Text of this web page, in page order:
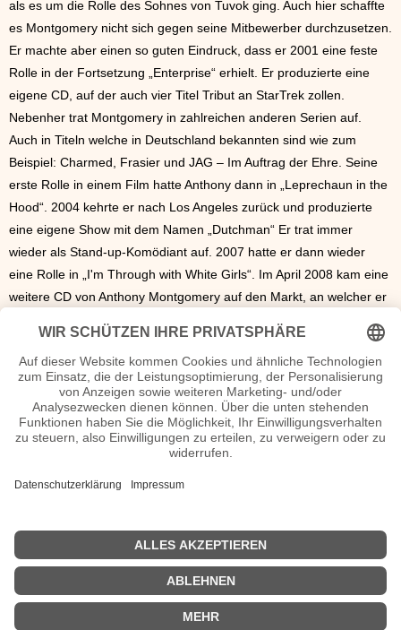
als es um die Rolle des Sohnes von Tuvok ging. Auch hier schaffte
es Montgomery nicht sich gegen seine Mitbewerber durchzusetzen.
Er machte aber einen so guten Eindruck, dass er 2001 eine feste
Rolle in der Fortsetzung „Enterprise“ erhielt. Er produzierte eine
eigene CD, auf der auch vier Titel Tribut an StarTrek zollen.
Nebenher trat Montgomery in zahlreichen anderen Serien auf.
Auch in Titeln welche in Deutschland bekannten sind wie zum
Beispiel: Charmed, Frasier und JAG – Im Auftrag der Ehre. Seine
erste Rolle in einem Film hatte Anthony dann in „Leprechaun in the
Hood“. 2004 kehrte er nach Los Angeles zurück und produzierte
eine eigene Show mit dem Namen „Dutchman“ Er trat immer
wieder als Stand-up-Komödiant auf. 2007 hatte er dann wieder
eine Rolle in „I'm Through with White Girls“. Im April 2008 kam eine
weitere CD von Anthony Montgomery auf den Markt, an welcher er
Labels AGR Television Records entstand sein Hip-Hop-Album
„A.T.“.2009war er in der Serie „Dr. House“ mitHugh Lauriezu
Anthony Montgomery Seiten, Steckbrief, Kurzbio etc.
Anthony Montgomery Filme
2000: Leprechaun In the Hood
2001–2005: Star Trek: Enterprise
| © 2013–2026 was-war-wann.de. Alle Rechte vorbehalten. |